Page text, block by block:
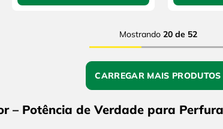
Mostrando 20 de 52
– Potência de Verdade para